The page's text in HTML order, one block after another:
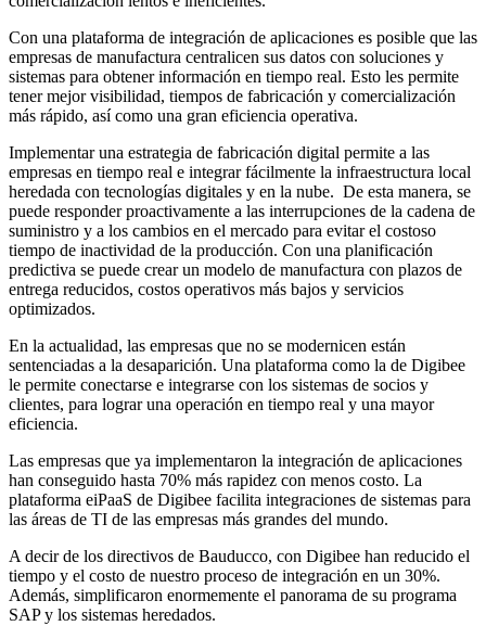
Con una plataforma de integración de aplicaciones es posible que las
empresas de manufactura centralicen sus datos con soluciones y
sistemas para obtener información en tiempo real. Esto les permite
tener mejor visibilidad, tiempos de fabricación y comercialización
más rápido, así como una gran eficiencia operativa.
Implementar una estrategia de fabricación digital permite a las
empresas en tiempo real e integrar fácilmente la infraestructura local
heredada con tecnologías digitales y en la nube. De esta manera, se
puede responder proactivamente a las interrupciones de la cadena de
suministro y a los cambios en el mercado para evitar el costoso
tiempo de inactividad de la producción. Con una planificación
predictiva se puede crear un modelo de manufactura con plazos de
entrega reducidos, costos operativos más bajos y servicios
optimizados.
En la actualidad, las empresas que no se modernicen están
sentenciadas a la desaparición. Una plataforma como la de Digibee
le permite conectarse e integrarse con los sistemas de socios y
clientes, para lograr una operación en tiempo real y una mayor
eficiencia.
Las empresas que ya implementaron la integración de aplicaciones
han conseguido hasta 70% más rapidez con menos costo. La
plataforma eiPaaS de Digibee facilita integraciones de sistemas para
las áreas de TI de las empresas más grandes del mundo.
A decir de los directivos de Bauducco, con Digibee han reducido el
tiempo y el costo de nuestro proceso de integración en un 30%.
Además, simplificaron enormemente el panorama de su programa
SAP y los sistemas heredados.